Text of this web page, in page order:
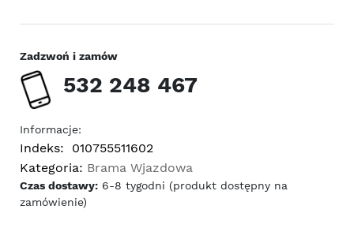
Zadzwoń i zamów
532 248 467
Informacje:
Indeks:
010755511602
Kategoria: Brama Wjazdowa
Czas dostawy: 6-8 tygodni (produkt dostępny na
zamówienie)